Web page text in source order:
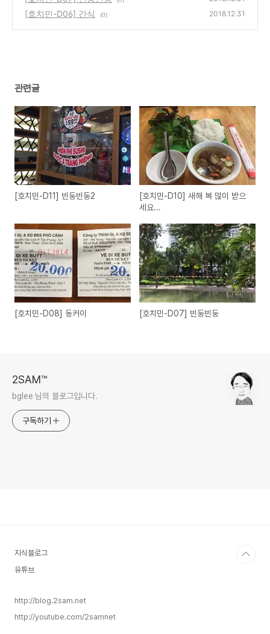
[호치민-D06] 간식 (0) 2018.12.31
관련글
[호치민-D11] 빈둥빈둥2
[호치민-D10] 새해 복 많이 받으
세요...
[호치민-D08] 동커이 [호치민-D07] 빈둥빈둥
2SAM™
bglee 님의 블로그입니다.
구독하기
지식블로그
유튜브
http://blog.2sam.net
http://youtube.com/2samnet